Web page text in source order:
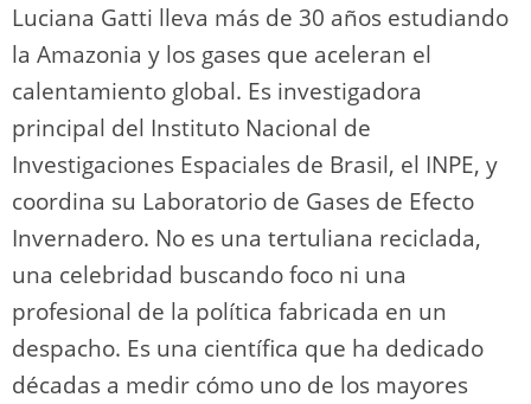
Luciana Gatti lleva más de 30 años estudiando
la Amazonia y los gases que aceleran el
calentamiento global. Es investigadora
principal del Instituto Nacional de
Investigaciones Espaciales de Brasil, el INPE, y
coordina su Laboratorio de Gases de Efecto
Invernadero. No es una tertuliana reciclada,
una celebridad buscando foco ni una
profesional de la política fabricada en un
despacho. Es una científica que ha dedicado
décadas a medir cómo uno de los mayores